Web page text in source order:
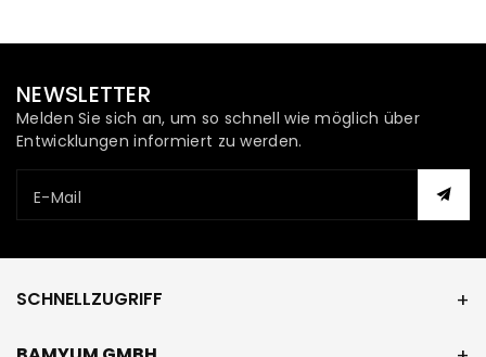
NEWSLETTER
Melden Sie sich an, um so schnell wie möglich über
Entwicklungen informiert zu werden.
E-Mail
SCHNELLZUGRIFF